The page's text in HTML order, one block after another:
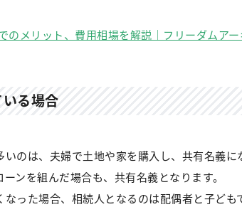
のメリット、費用相場を解説｜フリーダムアー
る場合
のは、夫婦で土地や家を購入し、共有名義に
ンを組んだ場合も、共有名義となります。
った場合、相続人となるのは配偶者と子ども